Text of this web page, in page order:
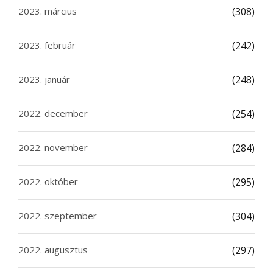
2023. március (308)
2023. február (242)
2023. január (248)
2022. december (254)
2022. november (284)
2022. október (295)
2022. szeptember (304)
2022. augusztus (297)